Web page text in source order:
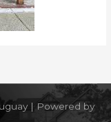
| Powered by